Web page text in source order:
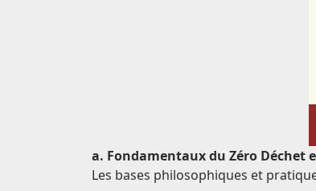
a. Fondamentaux du Zéro
Les bases philosophiques et